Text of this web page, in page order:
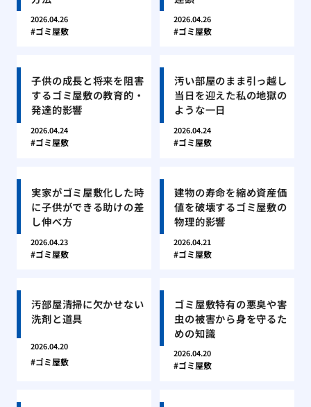
2026.04.26
ゴミ屋敷
2026.04.26
ゴミ屋敷
子供の成長と将来を阻害
するゴミ屋敷の教育的・
発達的影響
2026.04.24
ゴミ屋敷
汚い部屋のまま引っ越し
当日を迎えた私の地獄の
ような一日
2026.04.24
ゴミ屋敷
実家がゴミ屋敷化した時
に子供ができる助けの差
し伸べ方
2026.04.23
ゴミ屋敷
建物の寿命を縮め資産価
値を破壊するゴミ屋敷の
物理的影響
2026.04.21
ゴミ屋敷
汚部屋清掃に欠かせない
洗剤と道具
2026.04.20
ゴミ屋敷
ゴミ屋敷特有の悪臭や害
虫の被害から身を守るた
めの知識
2026.04.20
ゴミ屋敷